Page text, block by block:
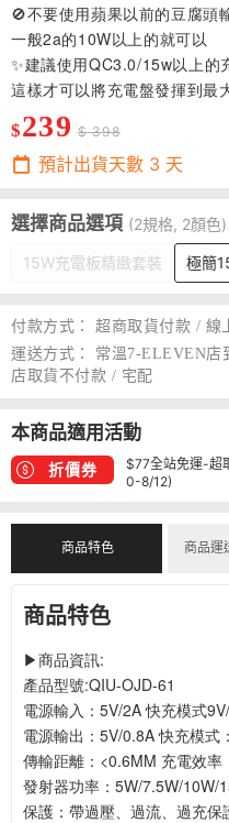
🚫不要使用蘋果以前的豆腐頭
一般2a的10W以上的就可以
✨建議使用QC3.0/15w以上的
這樣才可以將充電盤發揮到最
$239 $ 398
預計出貨天數 3 天
選擇商品選項 (2規格, 2顏色)
15W充電板精緻套裝 極簡
付款方式：
超商取貨付款 / 線
運送方式：
常溫7-ELEVEN店
店取貨不付款 / 宅配
本商品適用活動
折價券
$77全站免運-超
0-8/12)
商品特色 商品運
商品特色
▶商品資訊:
產品型號:QIU-OJD-61
電源輸入：5V/2A 快充模式
電源輸出：5V/0.8A 快充模式
傳輸距離：<0.6MM 充電效率
發射器功率：5W/7.5W/10W/
保護：帶過壓、過流、過充保